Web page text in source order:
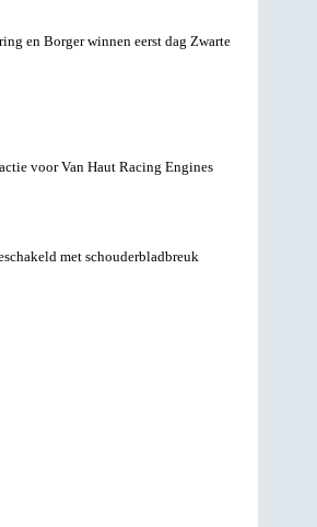
en Borger winnen eerst dag Zwarte
voor Van Haut Racing Engines
met schouderbladbreuk